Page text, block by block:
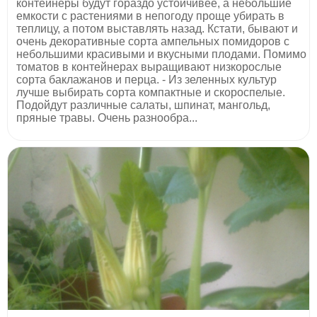
контейнеры будут гораздо устойчивее, а небольшие
емкости с растениями в непогоду проще убирать в
теплицу, а потом выставлять назад. Кстати, бывают и
очень декоративные сорта ампельных помидоров с
небольшими красивыми и вкусными плодами. Помимо
томатов в контейнерах выращивают низкорослые
сорта баклажанов и перца. - Из зеленных культур
лучше выбирать сорта компактные и скороспелые.
Подойдут различные салаты, шпинат, мангольд,
пряные травы. Очень разнообра...